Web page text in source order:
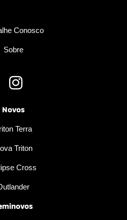
Conosco
Sobre
Novos
Terra
Triton
Cross